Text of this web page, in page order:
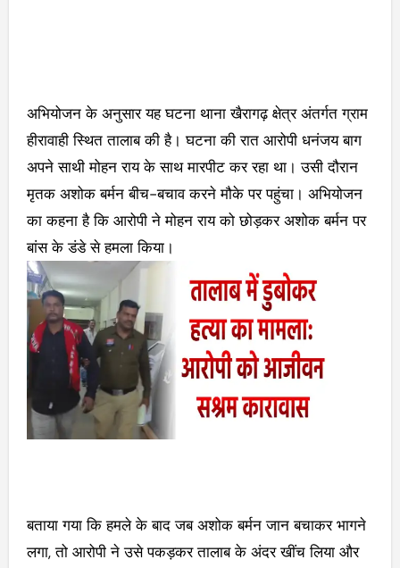
अभियोजन के अनुसार यह घटना थाना खैरागढ़ क्षेत्र अंतर्गत ग्राम
हीरावाही स्थित तालाब की है। घटना की रात आरोपी धनंजय बाग
अपने साथी मोहन राय के साथ मारपीट कर रहा था। उसी दौरान
मृतक अशोक बर्मन बीच-बचाव करने मौके पर पहुंचा। अभियोजन
का कहना है कि आरोपी ने मोहन राय को छोड़कर अशोक बर्मन पर
बांस के डंडे से हमला किया।
बताया गया कि हमले के बाद जब अशोक बर्मन जान बचाकर भागने
लगा, तो आरोपी ने उसे पकड़कर तालाब के अंदर खींच लिया और